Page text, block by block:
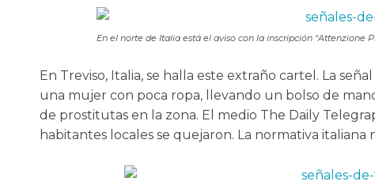
En el norte de Italia está el aviso con la inscripción “Attenzione
En Treviso, Italia, se halla este extraño cartel. La
una mujer con poca ropa, llevando un bolso de
de prostitutas en la zona. El medio The Daily
habitantes locales se quejaron. La normativa italiana